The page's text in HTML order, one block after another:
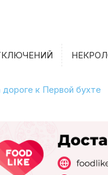
к Первой бухте